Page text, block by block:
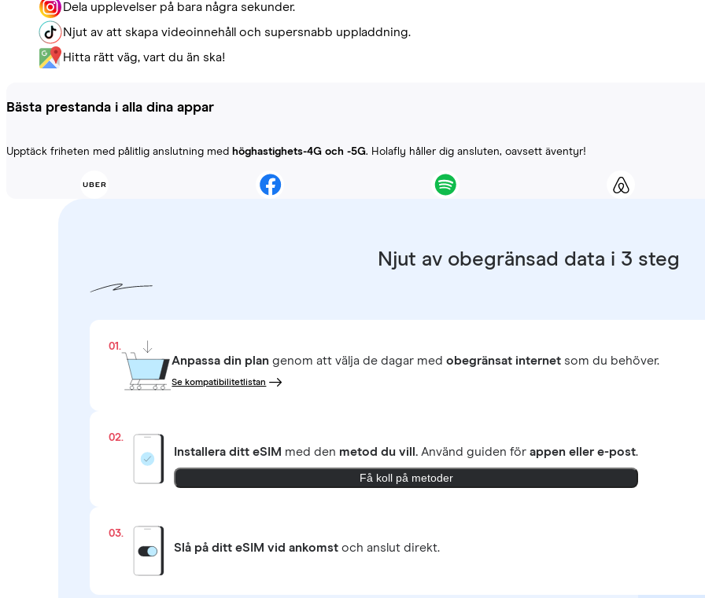
Dela upplevelser på bara några sekunder.
Njut av att skapa videoinnehåll och supersnabb uppladdning.
Hitta rätt väg, vart du än ska!
Bästa prestanda i alla dina appar
Upptäck friheten med pålitlig anslutning med höghastighets-4G och -5G. Holafly håller dig ansluten, oavsett äventyr!
Njut av obegränsad data i 3 steg
01.
Anpassa din plan genom att välja de dagar medobegränsat internet som du behöver.
Se kompatibilitetlistan
02.
Installera ditt eSIM med den metod du vill. Använd guiden förappen eller e-post.
Få koll på metoder
03.
Slå på ditt eSIM vid ankomst och anslut direkt.